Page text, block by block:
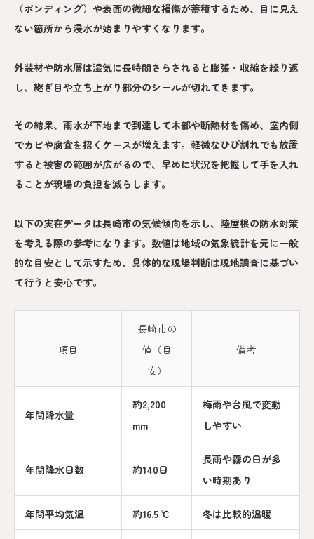
（ポンディング）や表面の微細な損傷が蓄積するため、目に見え
ない箇所から浸水が始まりやすくなります。
外装材や防水層は湿気に長時間さらされると膨張・収縮を繰り返
し、継ぎ目や立ち上がり部分のシールが切れてきます。
その結果、雨水が下地まで到達して木部や断熱材を傷め、室内側
でカビや腐食を招くケースが増えます。軽微なひび割れでも放置
すると被害の範囲が広がるので、早めに状況を把握して手を入れ
ることが現場の負担を減らします。
以下の実在データは長崎市の気候傾向を示し、陸屋根の防水対策
を考える際の参考になります。数値は地域の気象統計を元に一般
的な目安として示すため、具体的な現場判断は現地調査に基づい
て行うと安心です。
項目
長崎市の
値（目
安）
備考
年間降水量
約2,200
mm
梅雨や台風で変動
しやすい
年間降水日数 約140日
長雨や霧の日が多
い時期あり
年間平均気温 約16.5 ℃ 冬は比較的温暖